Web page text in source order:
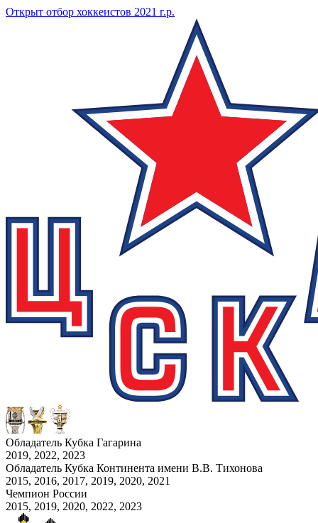
Открыт отбор хоккеистов 2021 г.р.
Обладатель Кубка Гагарина
2019, 2022, 2023
Обладатель Кубка Континента имени В.В. Тихонова
2015, 2016, 2017, 2019, 2020, 2021
Чемпион России
2015, 2019, 2020, 2022, 2023